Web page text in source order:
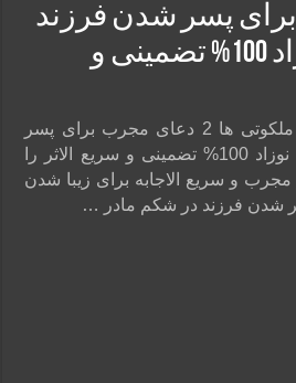
در قلب معشوق | متن دعا، روش خواندن
آسان شدن کارها و برآورده شدن حاجت
روایی | ذکر اسماء الحسنی برآورده شدن حاجت
پسر شدن فرزند
و زیبا شدن نوزاد 100% تضمینی و
در این مطلب از سایت ملکوتی ها 2 دعای مجرب برای پسر
شدن فرزند و زیبا شدن نوزاد 100% تضمینی و سریع الاثر را
مجرب و سریع الاجابه برای زیبا شدن
شدن فرزند در شکم مادر …